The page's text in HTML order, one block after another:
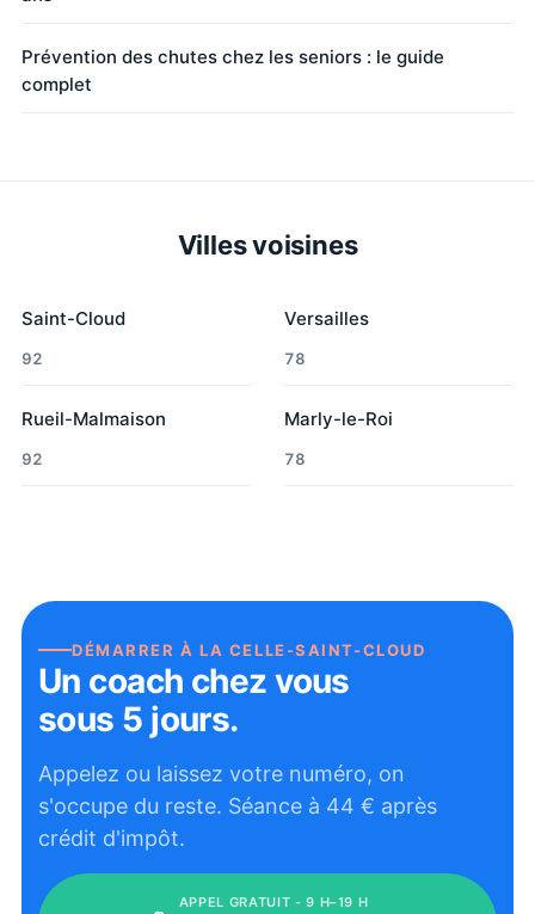
Prévention des chutes chez les seniors : le guide
complet
Villes voisines
Saint-Cloud
92
Versailles
78
Rueil-Malmaison
92
Marly-le-Roi
78
DÉMARRER ÀLA CELLE-SAINT-CLOUD
Un coach chez vous
sous 5 jours.
Appelez ou laissez votre numéro, on
s'occupe du reste. Séance à 44 € après
crédit d'impôt.
APPEL GRATUIT - 9 H–19 H